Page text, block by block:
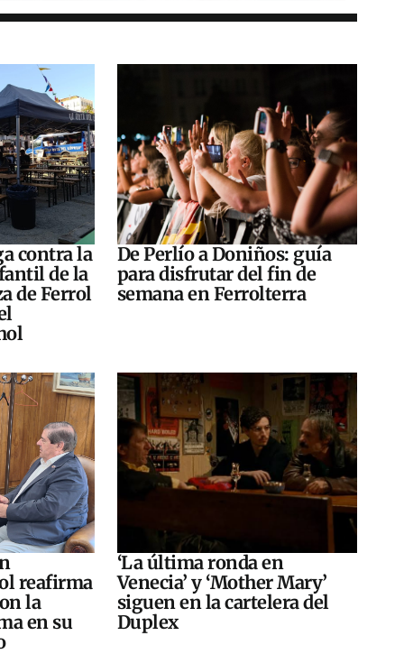
contra la
de la
de Ferrol
De Perlío a Doniños: guía
para disfrutar del fin de
semana en Ferrolterra
reafirma
la
en su
‘La última ronda en
Venecia’ y ‘Mother Mary’
siguen en la cartelera del
Duplex